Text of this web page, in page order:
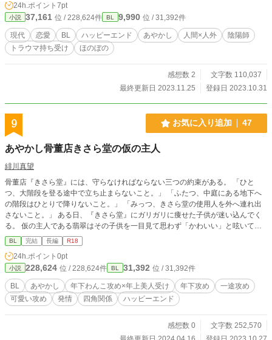
妖に恋をした陰陽師の跡取り息子と、人間が苦手な半妖の、
ほのぼのBL恋愛ファンタジー！
24h.ポイント 7pt
小説 37,161 位 / 228,624件 BL 9,990 位 / 31,392件
現代 恋愛 BL ハッピーエンド あやかし 人間×人外
陰陽師
トラウマ持ち受け
ほのぼの
感想数 2
文字数 110,037
最終更新日 2023.11.25
登録日 2023.10.31
9 お気に入り追加 47
あやかし骨董店きさら堂の仮の主人
緋川真望
骨董店『きさら堂』には、守らなければならない三つの約束がある。 「ひと
つ、大階段を登る途中で立ち止まらないこと。」 「ふたつ、中庭にある地下へ
の階段はひとりで降りないこと。」 「みっつ、きさら堂の使用人を外へ連れ出
さないこと。」 ある日、『きさら堂』にガリガリに痩せた子供が迷い込んでく
る。 仮の主人である翡翠はその子供を一目見て思わず「かわいい」と呟いてし
まう。 ひどく怯える子供に、翡翠は四つめの約束を提案する。 「よっつ、朝と
晩、必ず翡翠とハグして挨拶すること。」 子供は咲夜と名付けられ、咲夜と翡
翠は互いにどんどん惹かれあっていくようになる。 『きさら堂』の仮の主人で
ある翡翠は、絵から生まれたあやかしだった。 描いたのは天才絵師、時津彦。
時津彦を愛し、時津彦を癒し、時津彦に仕えるために生まれてきた翡翠は、時津
彦が姿を見せなくなってからも友人である蓮次郎に支えられて『きさら堂』を守
り続けてきた。 月に一度発情してしまう翡翠を慰めてくれていた蓮次郎と、翡
す。 咲夜がちゃんと現れるのは第6話からです。
BL 完結 長編 R18
24h.ポイント 0pt
小説 228,624 位 / 228,624件 BL 31,392 位 / 31,392件
BL あやかし 年下わんこ攻め×年上美人受け 年下攻め
一途攻め
可愛い攻め
発情 四角関係 ハッピーエンド
感想数 0
文字数 252,570